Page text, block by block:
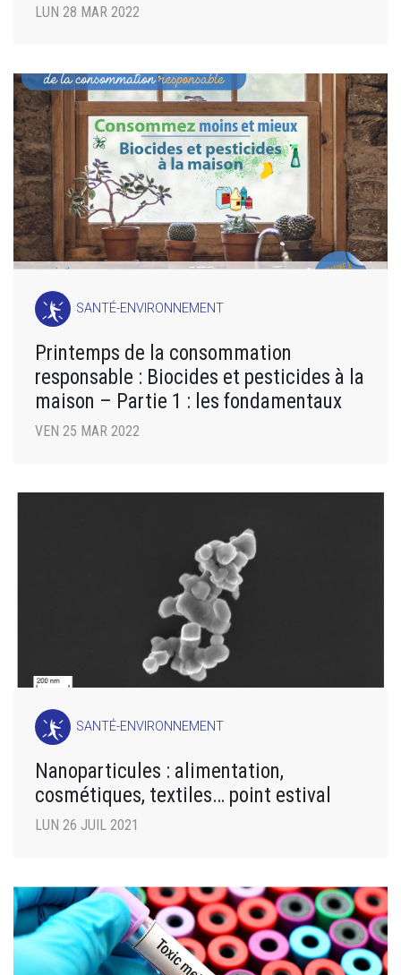
LUN 28 MAR 2022
SANTÉ-ENVIRONNEMENT
Printemps de la consommation
responsable : Biocides et pesticides à la
maison – Partie 1 : les fondamentaux
VEN 25 MAR 2022
SANTÉ-ENVIRONNEMENT
Nanoparticules : alimentation,
cosmétiques, textiles… point estival
LUN 26 JUIL 2021